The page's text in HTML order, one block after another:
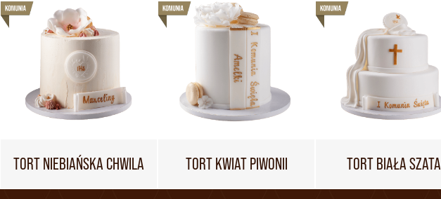
TORT NIEBIAŃSKA CHWILA TORT KWIAT PIWONII TORT BIAŁA SZATA